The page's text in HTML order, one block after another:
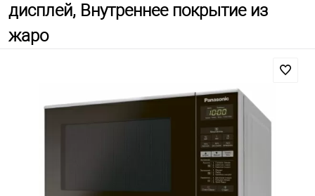
дисплей, Внутреннее покрытие из
жаро